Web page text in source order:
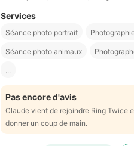
Services
Séance photo portrait
Séance photo animaux
...
Pas encore d'avis
Claude vient de rejoindre Ring Twice
donner un coup de main.